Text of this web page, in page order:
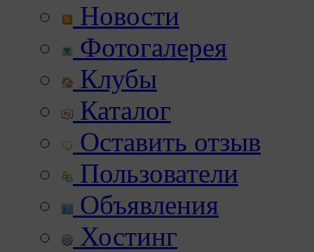
Новости
Фотогалерея
Клубы
Каталог
Оставить отзыв
Пользователи
Объявления
Хостинг